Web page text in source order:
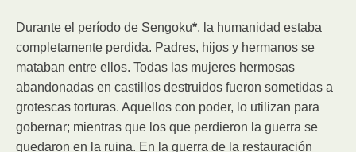
Durante el período de Sengoku*, la humanidad estaba
completamente perdida. Padres, hijos y hermanos se
mataban entre ellos. Todas las mujeres hermosas
abandonadas en castillos destruidos fueron sometidas a
grotescas torturas. Aquellos con poder, lo utilizan para
gobernar; mientras que los que perdieron la guerra se
quedaron en la ruina. En la guerra de la restauración